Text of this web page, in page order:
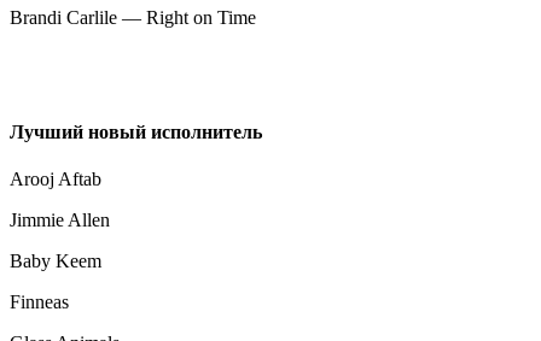
Brandi Carlile — Right on Time
Лучший новый исполнитель
Arooj Aftab
Jimmie Allen
Baby Keem
Finneas